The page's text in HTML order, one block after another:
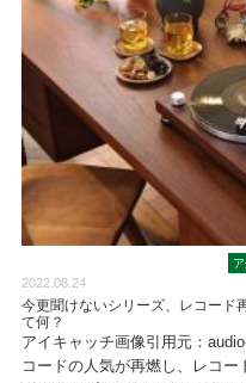
2022.08.24
今更聞けないシリーズ、レコード
て何？
アイキャッチ画像引用元：
コードの人気が再燃し、レコ